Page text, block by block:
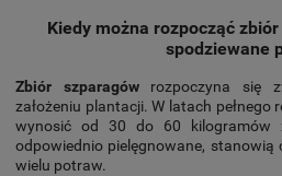
Kiedy można rozpocząć
spodziewane
Zbiór szparagówrozpoczyna się
założeniu plantacji. W latach
wynosić od 30 do 60 kilogramów
odpowiednio pielęgnowane, stanowią
wielu potraw.